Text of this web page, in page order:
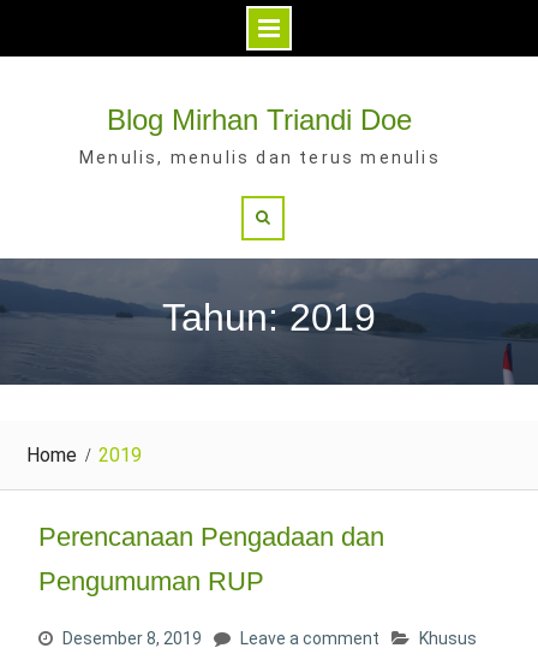
Blog Mirhan Triandi Doe
Menulis, menulis dan terus menulis
Tahun: 2019
Home 2019
Perencanaan Pengadaan dan
Pengumuman RUP
Desember 8, 2019 Leave a comment
Khusus